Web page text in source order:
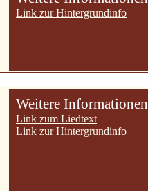
Link zur Hintergrundinfo
Weitere Informationen
Link zum Liedtext
Link zur Hintergrundinfo